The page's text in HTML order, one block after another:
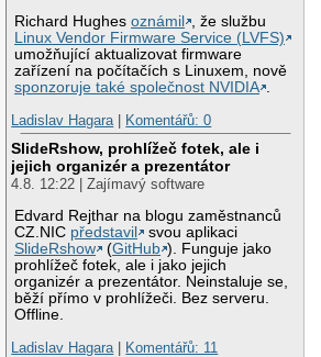
Richard Hughesoznámil
, že službu
Linux Vendor Firmware Service (LVFS)
umožňující aktualizovat firmware
zařízení na počítačích s Linuxem, nově
sponzoruje také společnost NVIDIA .
Ladislav Hagara | Komentářů: 0
SlideRshow, prohlížeč fotek, ale i
jejich organizér a prezentátor
4.8. 12:22 | Zajímavý software
Edvard Rejthar na blogu zaměstnanců
CZ.NIC představil
svou aplikaci
SlideRshow
(GitHub ). Funguje jako
prohlížeč fotek, ale i jako jejich
organizér a prezentátor. Neinstaluje se,
běží přímo v prohlížeči. Bez serveru.
Offline.
Ladislav Hagara | Komentářů: 11